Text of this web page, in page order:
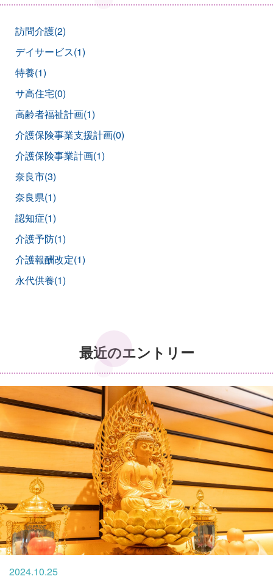
訪問介護(2)
デイサービス(1)
特養(1)
サ高住宅(0)
高齢者福祉計画(1)
介護保険事業支援計画(0)
介護保険事業計画(1)
奈良市(3)
奈良県(1)
認知症(1)
介護予防(1)
介護報酬改定(1)
永代供養(1)
最近のエントリー
2024.10.25